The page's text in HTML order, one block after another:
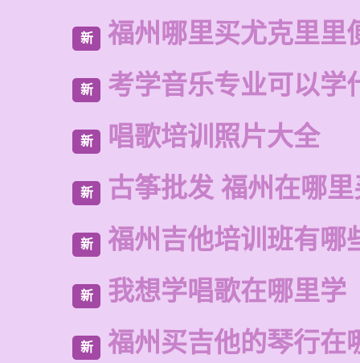
新 福州哪里买尤克里里
新 考学音乐专业可以学
新 唱歌培训照片大全
新 古筝批发 福州在哪
新 福州吉他培训班有哪
新 我想学唱歌在哪里学
新 福州买吉他的琴行在